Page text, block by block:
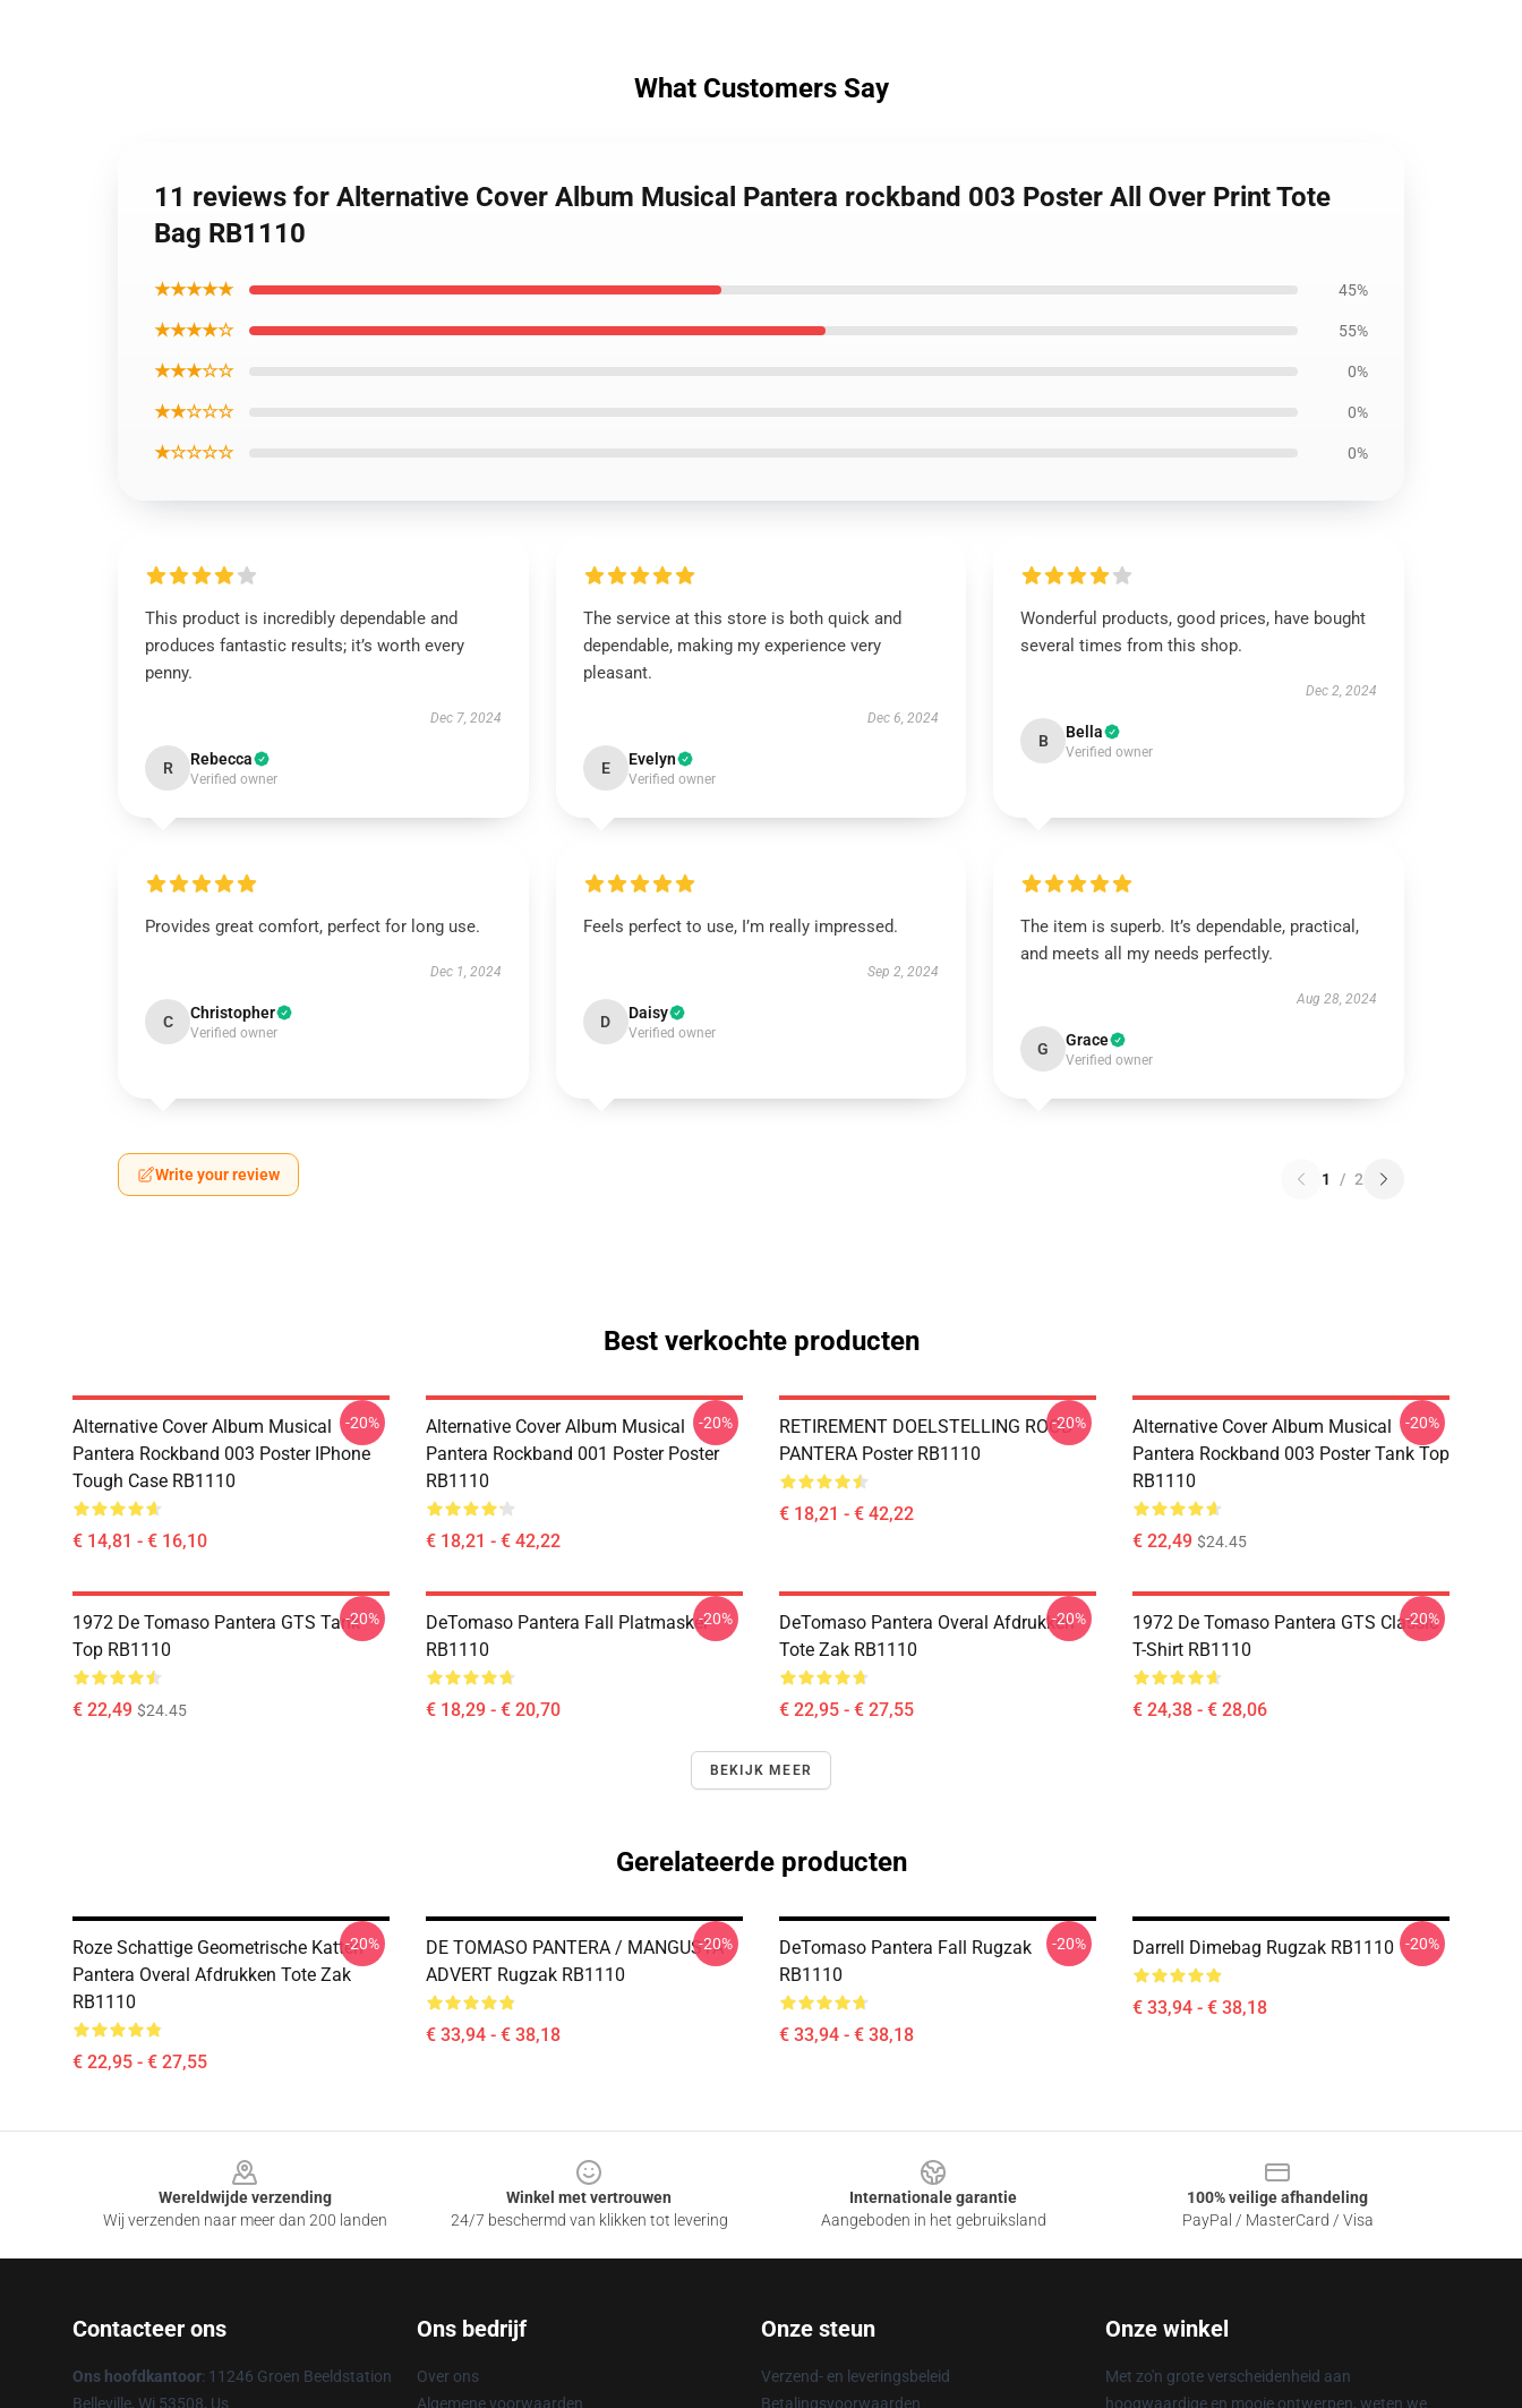
What Customers Say
11 reviews for Alternative Cover Album Musical Pantera rockband 003 Poster All Over Print Tote
Bag RB1110
★★★★★ 45%
★★★★☆ 55%
★★★☆☆ 0%
★★☆☆☆ 0%
★☆☆☆☆ 0%
This product is incredibly dependable and
produces fantastic results; it’s worth every
penny.
Dec 7, 2024
R Rebecca
Verified owner
The service at this store is both quick and
dependable, making my experience very
pleasant.
Dec 6, 2024
E Evelyn
Verified owner
Wonderful products, good prices, have bought
several times from this shop.
Dec 2, 2024
B Bella
Verified owner
Provides great comfort, perfect for long use.
Dec 1, 2024
C Christopher
Verified owner
Feels perfect to use, I’m really impressed.
Sep 2, 2024
D Daisy
Verified owner
The item is superb. It’s dependable, practical,
and meets all my needs perfectly.
Aug 28, 2024
G Grace
Verified owner
Write your review 1 / 2
Best verkochte producten
Alternative Cover Album Musical
Pantera Rockband 003 Poster IPhone
Tough Case RB1110
€ 14,81 - € 16,10
-20%
Alternative Cover Album Musical
Pantera Rockband 001 Poster Poster
RB1110
€ 18,21 - € 42,22
-20%
RETIREMENT DOELSTELLING ROOD
PANTERA Poster RB1110
€ 18,21 - € 42,22
-20%
Alternative Cover Album Musical
Pantera Rockband 003 Poster Tank Top
RB1110
€ 22,49 $24.45
-20%
1972 De Tomaso Pantera GTS Tank
Top RB1110
€ 22,49 $24.45
-20%
DeTomaso Pantera Fall Platmasker
RB1110
€ 18,29 - € 20,70
-20%
DeTomaso Pantera Overal Afdrukken
Tote Zak RB1110
€ 22,95 - € 27,55
-20%
1972 De Tomaso Pantera GTS Classic
T-Shirt RB1110
€ 24,38 - € 28,06
-20%
BEKIJK MEER
Gerelateerde producten
Roze Schattige Geometrische Katten
Pantera Overal Afdrukken Tote Zak
RB1110
€ 22,95 - € 27,55
-20%
DE TOMASO PANTERA / MANGUSTA -
ADVERT Rugzak RB1110
€ 33,94 - € 38,18
-20%
DeTomaso Pantera Fall Rugzak
RB1110
€ 33,94 - € 38,18
-20% Darrell Dimebag Rugzak RB1110
€ 33,94 - € 38,18
-20%
Wereldwijde verzending
Wij verzenden naar meer dan 200 landen
Winkel met vertrouwen
24/7 beschermd van klikken tot levering
Internationale garantie
Aangeboden in het gebruiksland
100% veilige afhandeling
PayPal / MasterCard / Visa
Contacteer ons
Ons hoofdkantoor: 11246 Groen Beeldstation
Belleville, Wi 53508, Us
Ons bedrijf
Over ons
Algemene voorwaarden
Onze steun
Verzend- en leveringsbeleid
Betalingsvoorwaarden
Onze winkel
Met zo'n grote verscheidenheid aan
hoogwaardige en mooie ontwerpen, weten we